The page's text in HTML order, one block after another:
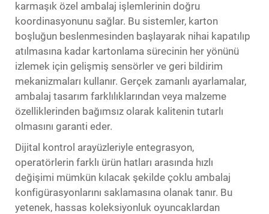
karmaşık özel ambalaj işlemlerinin doğru
koordinasyonunu sağlar. Bu sistemler, karton
boşluğun beslenmesinden başlayarak nihai kapatılıp
atılmasına kadar kartonlama sürecinin her yönünü
izlemek için gelişmiş sensörler ve geri bildirim
mekanizmaları kullanır. Gerçek zamanlı ayarlamalar,
ambalaj tasarım farklılıklarından veya malzeme
özelliklerinden bağımsız olarak kalitenin tutarlı
olmasını garanti eder.
Dijital kontrol arayüzleriyle entegrasyon,
operatörlerin farklı ürün hatları arasında hızlı
değişimi mümkün kılacak şekilde çoklu ambalaj
konfigürasyonlarını saklamasına olanak tanır. Bu
yetenek, hassas koleksiyonluk oyuncaklardan